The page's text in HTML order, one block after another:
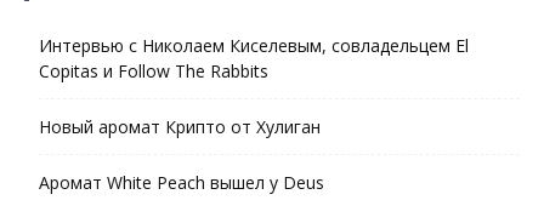
Интервью с Николаем Киселевым, совладельцем El
Copitas и Follow The Rabbits
Новый аромат Крипто от Хулиган
Аромат White Peach вышел у Deus